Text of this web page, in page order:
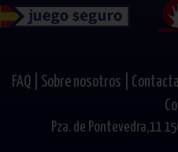
FAQ | Sobre nosotros | Contacta
Pza. de Pontevedra,11